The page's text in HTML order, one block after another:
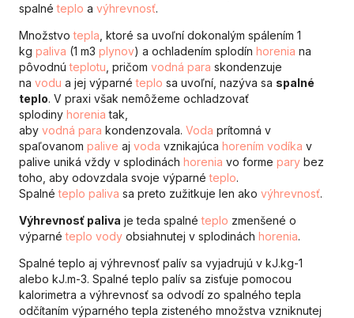
spalné teplo a výhrevnosť.
Množstvo tepla , ktoré sa uvoľní dokonalým spálením 1
kg paliva (1 m3 plynov) a ochladením splodín horenia na
pôvodnú teplotu , pričom vodná para skondenzuje
na vodu a jej výparné teplo sa uvoľní, nazýva sa spalné
teplo. V praxi však nemôžeme ochladzovať
splodiny horenia tak,
aby vodná para kondenzovala. Voda prítomná v
spaľovanom palive aj voda vznikajúca horením vodíka v
palive uniká vždy v splodinách horenia vo forme pary bez
toho, aby odovzdala svoje výparné teplo.
Spalné teplo paliva sa preto zužitkuje len ako výhrevnosť.
Výhrevnosť paliva je teda spalné teplo zmenšené o
výparné teplo vody obsiahnutej v splodinách horenia.
Spalné teplo aj výhrevnosť palív sa vyjadrujú v kJ.kg-1
alebo kJ.m-3. Spalné teplo palív sa zisťuje pomocou
kalorimetra a výhrevnosť sa odvodí zo spalného tepla
odčítaním výparného tepla zisteného množstva vzniknutej